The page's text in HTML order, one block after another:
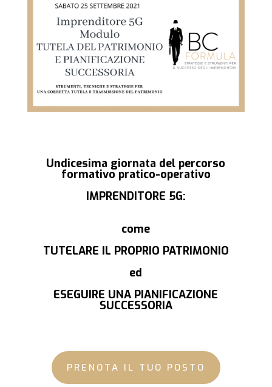
Undicesima giornata del percorso
formativo pratico-operativo
IMPRENDITORE 5G:
come
TUTELARE IL PROPRIO PATRIMONIO
ed
ESEGUIRE UNA PIANIFICAZIONE
SUCCESSORIA
PRENOTA IL TUO POSTO